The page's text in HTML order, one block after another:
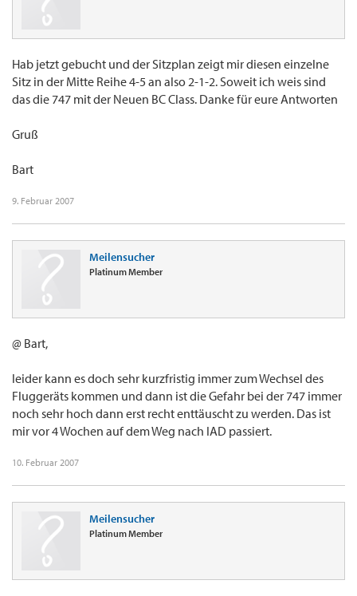
Hab jetzt gebucht und der Sitzplan zeigt mir diesen einzelne
Sitz in der Mitte Reihe 4-5 an also 2-1-2. Soweit ich weis sind
das die 747 mit der Neuen BC Class. Danke für eure Antworten
Gruß
Bart
9. Februar 2007
Meilensucher
Platinum Member
@ Bart,
leider kann es doch sehr kurzfristig immer zum Wechsel des
Fluggeräts kommen und dann ist die Gefahr bei der 747 immer
noch sehr hoch dann erst recht enttäuscht zu werden. Das ist
mir vor 4 Wochen auf dem Weg nach IAD passiert.
10. Februar 2007
Meilensucher
Platinum Member